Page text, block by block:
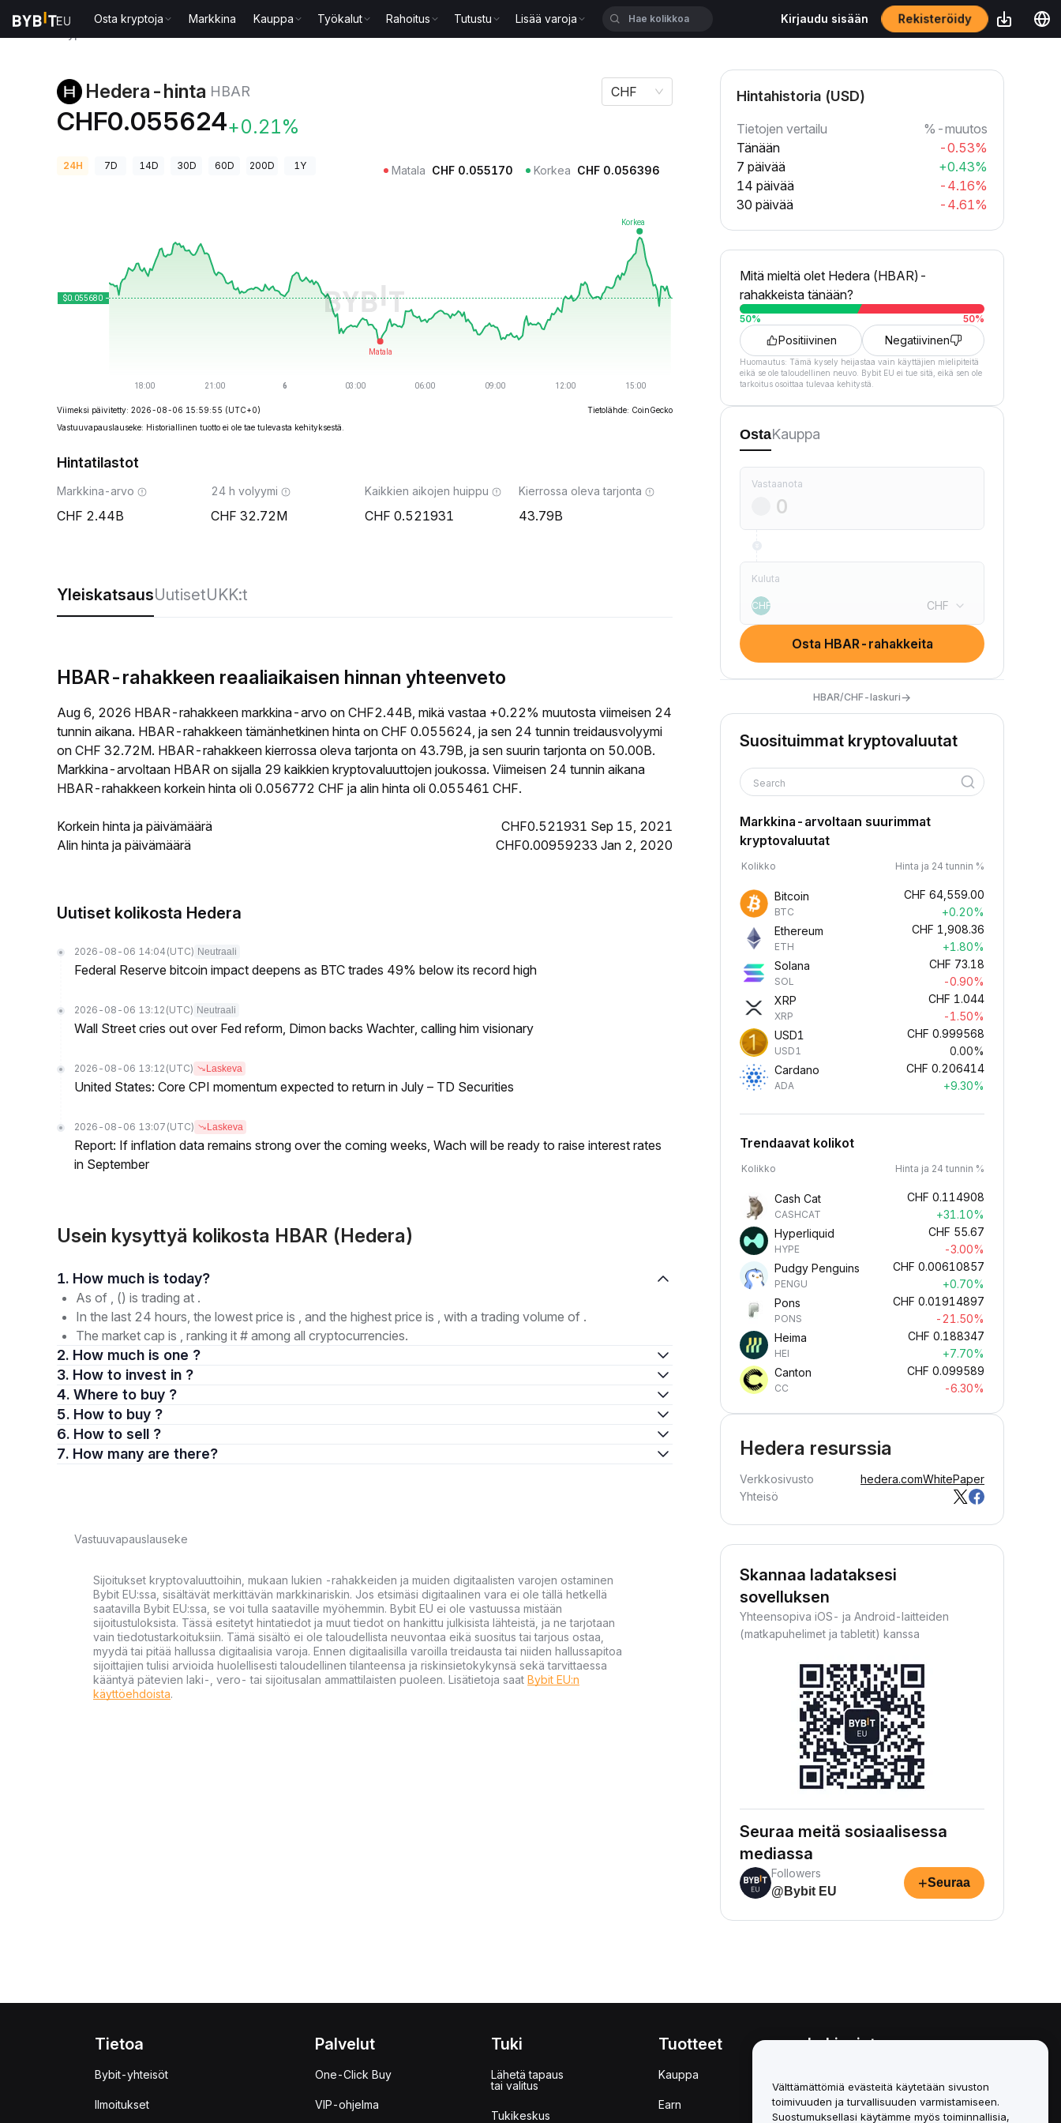
Osta kryptoja Markkina Kauppa Työkalut Rahoitus Tutustu Lisää varoja Kirjaudu sisään
Rekisteröidy
Hedera-hinta HBAR
CHF0.055624+0.21%
CHF
24H 7D 14D 30D 60D 200D 1Y Matala CHF 0.055170 Korkea CHF 0.056396
Viimeksi päivitetty: 2026-08-06 15:59:55 (UTC+0)
Tietolähde: CoinGecko
Vastuuvapauslauseke: Historiallinen tuotto ei ole tae tulevasta kehityksestä.
Hintatilastot
Markkina-arvo
2.44B
24 h volyymi
32.72M
Kaikkien aikojen huippu
0.521931
Kierrossa oleva tarjonta
43.79B
YleiskatsausUutisetUKK:t
HBAR-rahakkeen reaaliaikaisen hinnan yhteenveto
Aug 6, 2026 HBAR-rahakkeen markkina-arvo on CHF2.44B, mikä vastaa +0.22% muutosta viimeisen 24
tunnin aikana. HBAR-rahakkeen tämänhetkinen hinta on CHF 0.055624, ja sen 24 tunnin treidausvolyymi
on CHF 32.72M. HBAR-rahakkeen kierrossa oleva tarjonta on 43.79B, ja sen suurin tarjonta on 50.00B.
Markkina-arvoltaan HBAR on sijalla 29 kaikkien kryptovaluuttojen joukossa. Viimeisen 24 tunnin aikana
HBAR-rahakkeen korkein hinta oli 0.056772 CHF ja alin hinta oli 0.055461 CHF.
Korkein hinta ja päivämäärä
CHF0.521931 Sep 15, 2021
Alin hinta ja päivämäärä
CHF0.00959233 Jan 2, 2020
Uutiset kolikosta Hedera
2026-08-06 14:04 (UTC) Neutraali
Federal Reserve bitcoin impact deepens as BTC trades 49% below its record high
2026-08-06 13:12 (UTC) Neutraali
Wall Street cries out over Fed reform, Dimon backs Wachter, calling him visionary
2026-08-06 13:12 (UTC) Laskeva
United States: Core CPI momentum expected to return in July – TD Securities
2026-08-06 13:07 (UTC) Laskeva
Report: If inflation data remains strong over the coming weeks, Wach will be ready to raise interest rates
in September
Usein kysyttyä kolikosta HBAR (Hedera)
1. How much is today?
As of , () is trading at .
In the last 24 hours, the lowest price is , and the highest price is , with a trading volume of .
The market cap is , ranking it # among all cryptocurrencies.
2. How much is one ?
3. How to invest in ?
4. Where to buy ?
5. How to buy ?
6. How to sell ?
7. How many are there?
Vastuuvapauslauseke
Sijoitukset kryptovaluuttoihin, mukaan lukien -rahakkeiden ja muiden digitaalisten varojen ostaminen
Bybit EU:ssa, sisältävät merkittävän markkinariskin. Jos etsimäsi digitaalinen vara ei ole tällä hetkellä
saatavilla Bybit EU:ssa, se voi tulla saataville myöhemmin. Bybit EU ei ole vastuussa mistään
sijoitustuloksista. Tässä esitetyt hintatiedot ja muut tiedot on hankittu julkisista lähteistä, ja ne tarjotaan
vain tiedotustarkoituksiin. Tämä sisältö ei ole taloudellista neuvontaa eikä suositus tai tarjous ostaa,
myydä tai pitää hallussa digitaalisia varoja. Ennen digitaalisilla varoilla treidausta tai niiden hallussapitoa
sijoittajien tulisi arvioida huolellisesti taloudellinen tilanteensa ja riskinsietokykynsä sekä tarvittaessa
kääntyä pätevien laki-, vero- tai sijoitusalan ammattilaisten puoleen. Lisätietoja saat Bybit EU:n
käyttöehdoista.
Hintahistoria (USD)
Tietojen vertailu
%-muutos
Tänään
-0.53%
7 päivää
+0.43%
14 päivää
-4.16%
30 päivää
-4.61%
Mitä mieltä olet Hedera (HBAR)-
rahakkeista tänään?
50% 50%
Positiivinen Negatiivinen
Huomautus: Tämä kysely heijastaa vain käyttäjien mielipiteitä
eikä se ole taloudellinen neuvo. Bybit EU ei tue sitä, eikä sen ole
tarkoitus osoittaa tulevaa kehitystä.
OstaKauppa
Vastaanota
Kuluta
CHF CHF
Osta HBAR-rahakkeita
HBAR/CHF-laskuri→
Suosituimmat kryptovaluutat
Search
Markkina-arvoltaan suurimmat
kryptovaluutat
Kolikko Hinta ja 24 tunnin %
Bitcoin
BTC
CHF 64,559.00
+0.20%
Ethereum
ETH
CHF 1,908.36
+1.80%
Solana
SOL
CHF 73.18
-0.90%
XRP
XRP
CHF 1.044
-1.50%
USD1
USD1
CHF 0.999568
0.00%
Cardano
ADA
CHF 0.206414
+9.30%
Trendaavat kolikot
Kolikko Hinta ja 24 tunnin %
Cash Cat
CASHCAT
CHF 0.114908
+31.10%
Hyperliquid
HYPE
CHF 55.67
-3.00%
Pudgy Penguins
PENGU
CHF 0.00610857
+0.70%
Pons
PONS
CHF 0.01914897
-21.50%
Heima
HEI
CHF 0.188347
+7.70%
Canton
CC
CHF 0.099589
-6.30%
Hedera resurssia
Verkkosivusto hedera.comWhitePaper
Yhteisö
Skannaa ladataksesi
sovelluksen
Yhteensopiva iOS- ja Android-laitteiden
(matkapuhelimet ja tabletit) kanssa
Seuraa meitä sosiaalisessa
mediassa
Followers
@Bybit EU
+Seuraa
Tietoa
Bybit-yhteisöt
Ilmoitukset
Palvelut
One-Click Buy
VIP-ohjelma
Tuki
Lähetä tapaus
tai valitus
Tukikeskus
Tuotteet
Kauppa
Earn
Lakiasiat
Yhteenveto säilytys- ja
hallinnointikäytännöstä
Välttämättömiä evästeitä käytetään sivuston
toimivuuden ja turvallisuuden varmistamiseen.
Suostumuksellasi käytämme myös toiminnallisia,